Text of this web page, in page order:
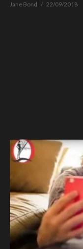
Jane Bond 22/09/2018